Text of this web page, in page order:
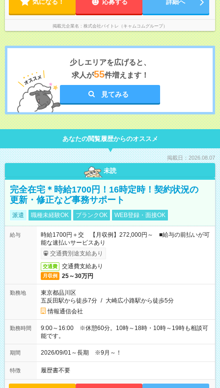
気になる！ 応募する 詳細へ
掲載元企業名 株式会社バイトレ（キャムコムグループ）
少しエリアを広げると、
求人が55件増えます！
見てみる
あなたの閲覧履歴からのオススメ
掲載日：2026.08.07
未読
完全在宅＊時給1700円！16時定時！契約状況の
更新・修正など事務サポート
派遣 職種未経験OK ブランクOK WEB登録・面接OK
給与
時給1700円＋交 【月収例】272,000円～ ■給与の前払いが可
能な速払いサービスあり
交通費別途支給あり
交通費 交通費支給あり
月収例 25～30万円
勤務地
東京都品川区
五反田駅から徒歩7分 / 大崎広小路駅から徒歩5分
情報通信会社
勤務時間
9:00～16:00 ※休憩60分。10時～18時・10時～19時も相談可
能です。
期間 2026/09/01～長期 ※9月～！
特徴 履歴書不要